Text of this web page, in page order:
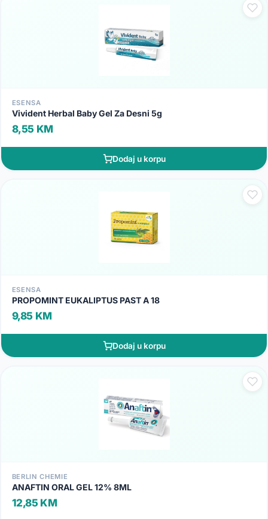
ESENSA
Vivident Herbal Baby Gel Za Desni 5g
8,55 KM
Dodaj u korpu
ESENSA
PROPOMINT EUKALIPTUS PAST A 18
9,85 KM
Dodaj u korpu
BERLIN CHEMIE
ANAFTIN ORAL GEL 12% 8ML
12,85 KM